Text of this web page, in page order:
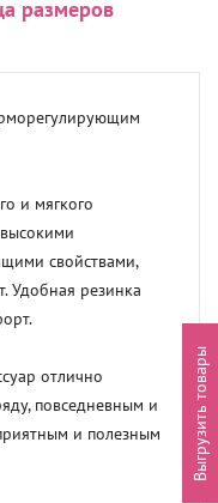
размеров
и мягкого
свойствами,
Удобная резинка
отлично
повседневным и
и полезным
Выгрузить товары